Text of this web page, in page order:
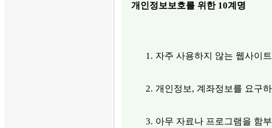
개인정보보호를 위한 10계명
자주 사용하지 않는 웹사이
개인정보, 계좌정보를 요구
아무 자료나 프로그램을 함